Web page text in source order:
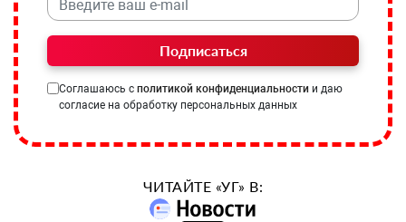
Подписаться
Соглашаюсь с политикой конфиденциальности и даю
согласие на обработку персональных данных
ЧИТАЙТЕ «УГ» В: